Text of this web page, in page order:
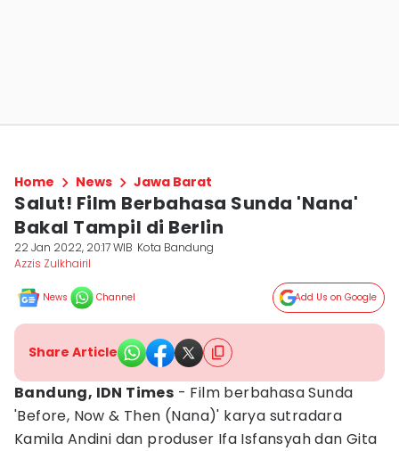
Home News Jawa Barat
Salut! Film Berbahasa Sunda 'Nana'
Bakal Tampil di Berlin
22 Jan 2022, 20:17 WIB Kota Bandung
Azzis Zulkhairil
News Channel Add Us on Google
Share Article
Bandung, IDN Times - Film berbahasa Sunda
'Before, Now & Then (Nana)' karya sutradara
Kamila Andini dan produser Ifa Isfansyah dan Gita